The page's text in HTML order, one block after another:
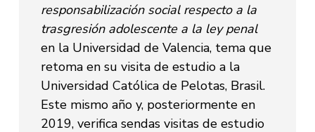
responsabilización social respecto a la
trasgresión adolescente a la ley penal
en la Universidad de Valencia, tema que
retoma en su visita de estudio a la
Universidad Católica de Pelotas, Brasil.
Este mismo año y, posteriormente en
2019, verifica sendas visitas de estudio